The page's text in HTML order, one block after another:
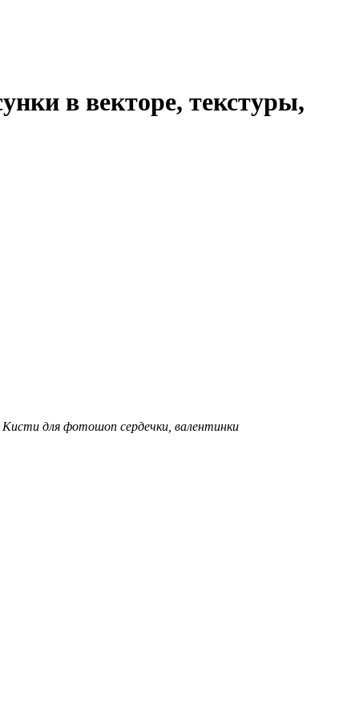
в векторе, текстуры,
для фотошоп сердечки, валентинки